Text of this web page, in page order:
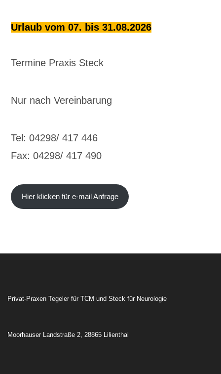
Urlaub vom 07. bis 31.08.2026
Termine Praxis Steck
Nur nach Vereinbarung
Tel: 04298/ 417 446
Fax: 04298/ 417 490
Hier klicken für e-mail Anfrage
Privat-Praxen Tegeler für TCM und Steck für Neurologie
Moorhauser Landstraße 2, 28865 Lilienthal